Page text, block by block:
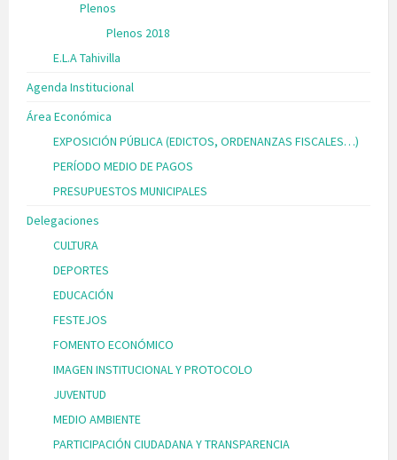
Plenos
Plenos 2018
E.L.A Tahivilla
Agenda Institucional
Área Económica
EXPOSICIÓN PÚBLICA (EDICTOS, ORDENANZAS FISCALES…)
PERÍODO MEDIO DE PAGOS
PRESUPUESTOS MUNICIPALES
Delegaciones
CULTURA
DEPORTES
EDUCACIÓN
FESTEJOS
FOMENTO ECONÓMICO
IMAGEN INSTITUCIONAL Y PROTOCOLO
JUVENTUD
MEDIO AMBIENTE
PARTICIPACIÓN CIUDADANA Y TRANSPARENCIA